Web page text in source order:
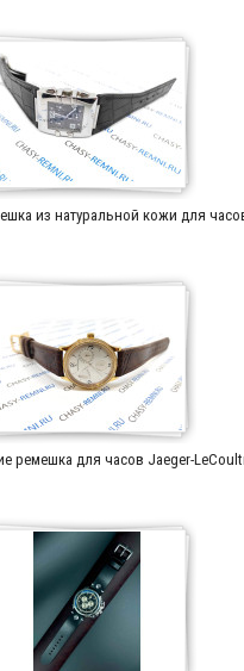
из натуральной кожи для
ремешка для часов Jaeger-